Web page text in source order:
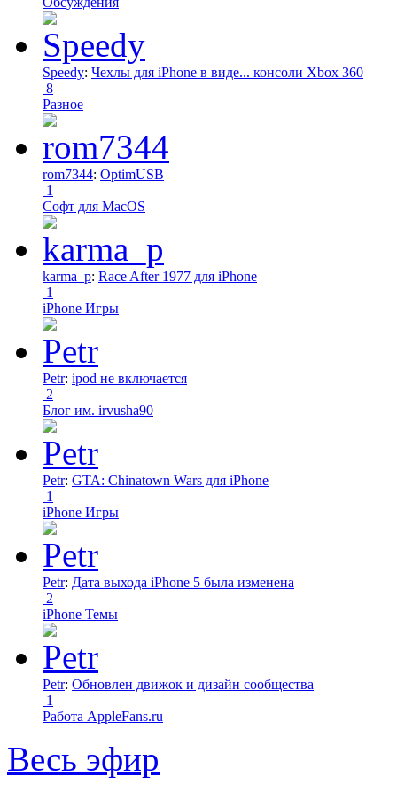
Speedy: Чехлы для iPhone в виде... консоли Xbox 360
8
Разное
rom7344: OptimUSB
1
Софт для MacOS
karma_p: Race After 1977 для iPhone
1
iPhone Игры
Petr: ipod не включается
2
Блог им. irvusha90
Petr: GTA: Chinatown Wars для iPhone
1
iPhone Игры
Petr: Дата выхода iPhone 5 была изменена
2
iPhone Темы
Petr: Обновлен движок и дизайн сообщества
1
Работа AppleFans.ru
Весь эфир